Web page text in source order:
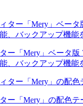
ー「Mery」ベータ版
、バックアップ機能
ー「Mery」の配色テ